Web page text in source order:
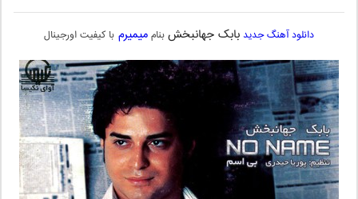
دانلود آهنگ جدید بابک جهانبخشبناممیمیرم با کیفیت اورجینال